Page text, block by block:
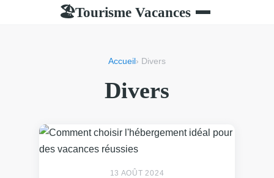
🏖Tourisme Vacances
Accueil › Divers
Divers
13 AOÛT 2024